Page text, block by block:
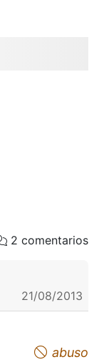
2 comentarios
21/08/2013
abuso